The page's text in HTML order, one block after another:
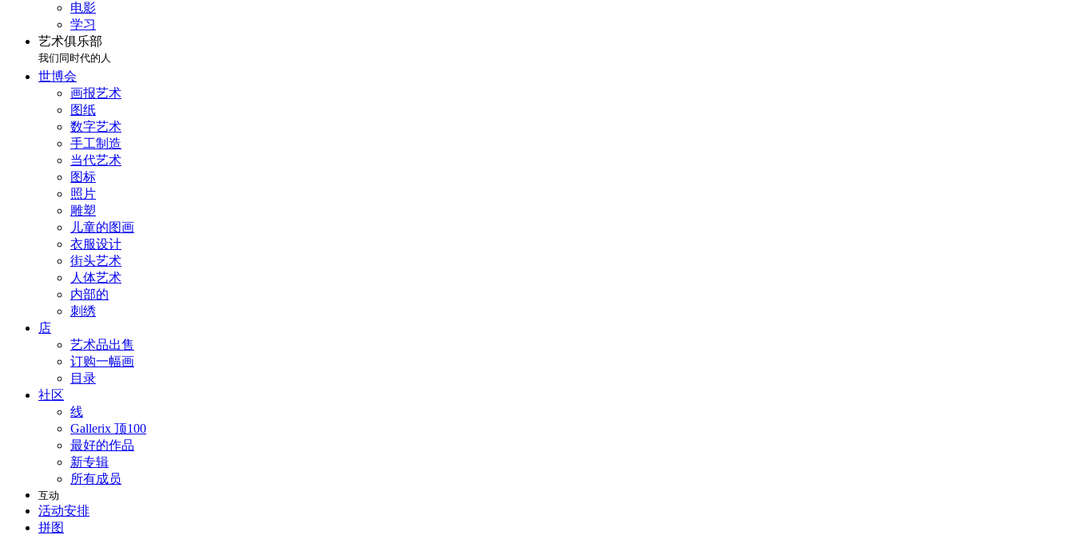
电影
学习
艺术俱乐部
我们同时代的人
世博会
画报艺术
图纸
数字艺术
手工制造
当代艺术
图标
照片
雕塑
儿童的图画
衣服设计
街头艺术
人体艺术
内部的
刺绣
店
艺术品出售
订购一幅画
目录
社区
线
Gallerix 顶100
最好的作品
新专辑
所有成员
互动
活动安排
拼图